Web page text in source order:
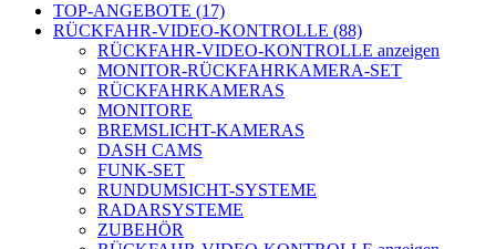
TOP-ANGEBOTE (17)
RÜCKFAHR-VIDEO-KONTROLLE (88)
RÜCKFAHR-VIDEO-KONTROLLE anzeigen
MONITOR-RÜCKFAHRKAMERA-SET
RÜCKFAHRKAMERAS
MONITORE
BREMSLICHT-KAMERAS
DASH CAMS
FUNK-SET
RUNDUMSICHT-SYSTEME
RADARSYSTEME
ZUBEHÖR